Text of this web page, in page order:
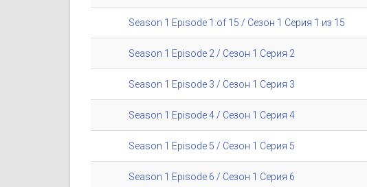
Season 1 Episode 1 of 15 / Сезон 1 Серия 1 из 15
Season 1 Episode 2 / Сезон 1 Серия 2
Season 1 Episode 3 / Сезон 1 Серия 3
Season 1 Episode 4 / Сезон 1 Серия 4
Season 1 Episode 5 / Сезон 1 Серия 5
Season 1 Episode 6 / Сезон 1 Серия 6